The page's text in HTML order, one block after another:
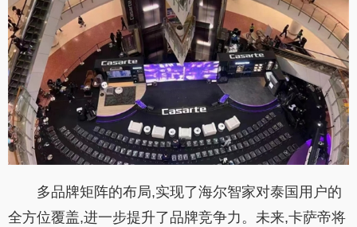
多品牌矩阵的布局,实现了海尔智家对泰国用户的
全方位覆盖,进一步提升了品牌竞争力。未来,卡萨帝将